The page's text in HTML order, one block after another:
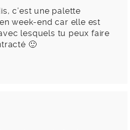
c’est une palette
week-end car elle est
lesquels tu peux faire
🙂